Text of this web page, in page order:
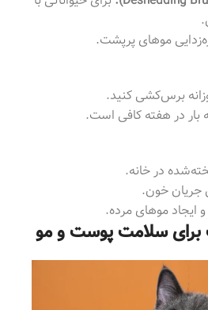
موهای پرپشت.
برس‌کشی کنید.
بار در هفته کافی است.
در خانه.
جریان خون.
ایجاد موهای مرده.